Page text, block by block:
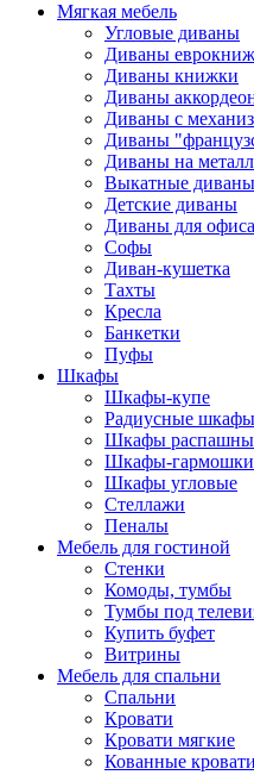
Мягкая мебель
Угловые диваны
Диваны
Диваны книжки
Диваны
Диваны с
Диваны
Диваны на
Выкатные диваны
Детские диваны
Диваны для офиса
Софы
Диван-кушетка
Тахты
Кресла
Банкетки
Пуфы
Шкафы
Шкафы-купе
Радиусные
Шкафы
Шкафы-гармошки
Шкафы угловые
Стеллажи
Пеналы
Мебель для гостиной
Стенки
Комоды, тумбы
Тумбы под
Купить буфет
Витрины
Мебель для спальни
Спальни
Кровати
Кровати мягкие
Кованные кровати